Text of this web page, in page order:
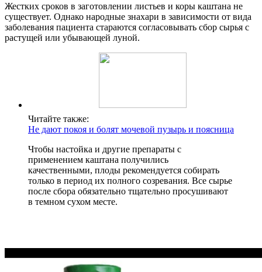
Жестких сроков в заготовлении листьев и коры каштана не
существует. Однако народные знахари в зависимости от вида
заболевания пациента стараются согласовывать сбор сырья с
растущей или убывающей луной.
Читайте также:
Не дают покоя и болят мочевой пузырь и поясница
Чтобы настойка и другие препараты с
применением каштана получились
качественными, плоды рекомендуется собирать
только в период их полного созревания. Все сырье
после сбора обязательно тщательно просушивают
в темном сухом месте.